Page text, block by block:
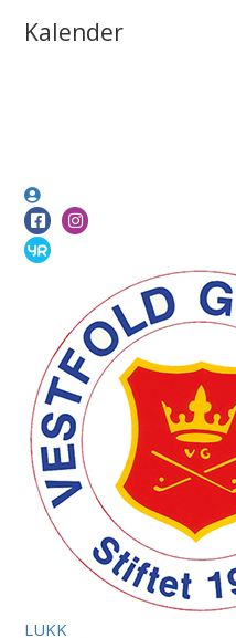
Kalender
LUKK